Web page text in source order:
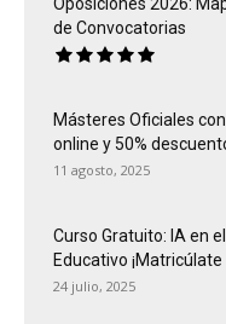
de Convocatorias
Másteres Oficiales
online y 50%
11 agosto, 2025
Curso Gratuito: IA en
Educativo ¡Matricúlate
24 julio, 2025